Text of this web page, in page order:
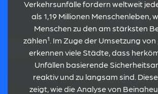
Verkehrsunfälle fordern weltweit
als 1,19 Millionen Menschenleben,
Menschen zu den am stärksten
zählen¹. Im Zuge der Umsetzung von
erkennen viele Städte, dass
Unfällen basierende
reaktiv und zu langsam sind.
zeigt, wie die Analyse von